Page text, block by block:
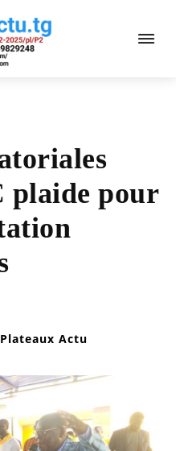
plaide pour
Plateaux Actu